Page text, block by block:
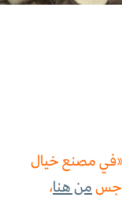
مصنع خيال
من هنا،